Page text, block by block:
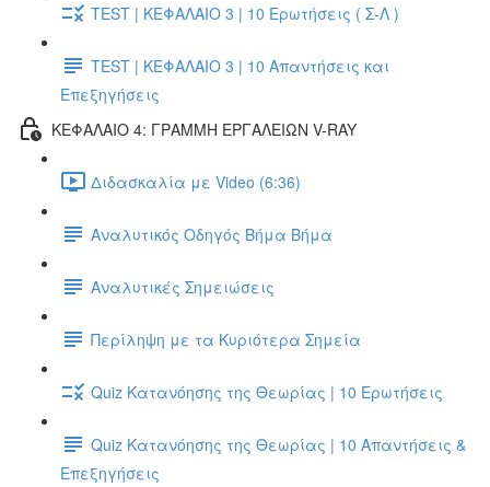
TEST | ΚΕΦΑΛΑΙΟ 3 | 10 Ερωτήσεις ( Σ-Λ )
TEST | ΚΕΦΑΛΑΙΟ 3 | 10 Απαντήσεις και
Επεξηγήσεις
ΚΕΦΑΛΑΙΟ 4: ΓΡΑΜΜΗ ΕΡΓΑΛΕΙΩΝ V-RAY
Διδασκαλία με Video (6:36)
Αναλυτικός Οδηγός Βήμα Βήμα
Αναλυτικές Σημειώσεις
Περίληψη με τα Κυριότερα Σημεία
Quiz Κατανόησης της Θεωρίας | 10 Ερωτήσεις
Quiz Κατανόησης της Θεωρίας | 10 Απαντήσεις &
Επεξηγήσεις